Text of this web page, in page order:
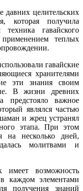
давних целительских
которая получила
гавайского
теплых
гавайские
хранителями
эти знания своим
В жизни древних
предстояло важное
являлся частью
и жрец устранял
этапа. При этом
на несколько дней,
молитвами и
имеет возможность
каждом элементами
получения знаний